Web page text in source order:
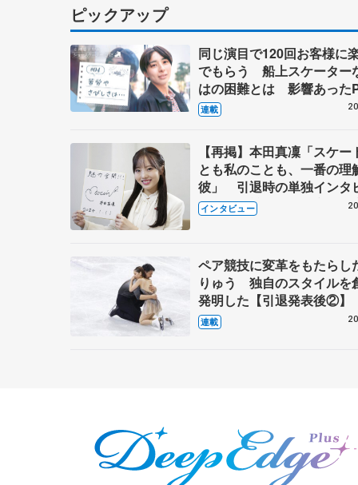
ピックアップ
同じ演目で120回お客様に
でもらう 船上スケーター
はの困難とは 影響あった
キャプテン松永さんの存在
連載
【再掲】本田真凜「スケー
とも私のことも、一番の理
彼」 引退時の単独インタ
で語った競技人生や家族、
これからの夢…
インタビュー
ペア競技に変革をもたらし
りゅう 独自のスタイルを
発明した【引退発表後②】
連載